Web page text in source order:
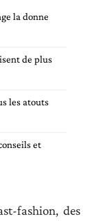
la donne
de plus
les atouts
et
fashion, des